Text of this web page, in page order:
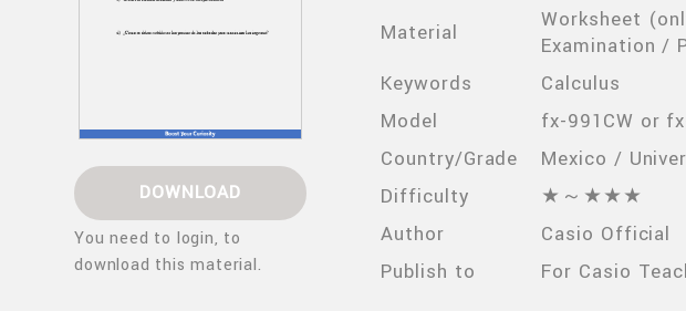
DOWNLOAD
You need to login, to
download this material.
Material
Worksheet
Examination /
Keywords
Calculus
Model
fx-991CW or
Country/Grade
Mexico /
Difficulty
★～★★★
Author
Casio Official
Publish to
For Casio